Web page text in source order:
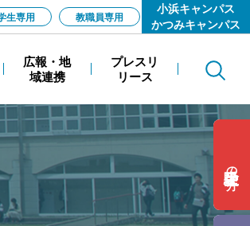
Search
広報・地
域連携
プレスリ
リース
小浜キャンパス
かつみキャンパス
の方
生専用 教職員専用